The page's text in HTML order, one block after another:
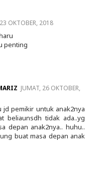
OKTOBER, 2018
penting
JUMAT, 26 OKTOBER,
jd pemikir untuk anak2nya
beliaunsdh tidak ada..yg
depan anak2nya.. huhu..
buat masa depan anak